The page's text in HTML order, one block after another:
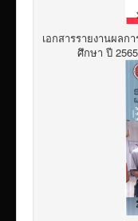
เอกสารรายงานผลก
ศึกษา ปี